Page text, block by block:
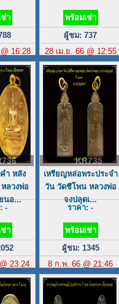
า
16:28
พร้อมเช่า
ผู้ชม: 737
28 เม.ย. 66 @ 12:55
ำ หลัง
ลวงพ่อ
นอ...
-
า
23:24
KR735
เหรียญหล่อพระประจำ
วัน วัดชีโพน หลวงพ่อ
จงปลุดเ...
ราคา: -
พร้อมเช่า
ผู้ชม: 1345
8 ก.พ. 66 @ 21:46